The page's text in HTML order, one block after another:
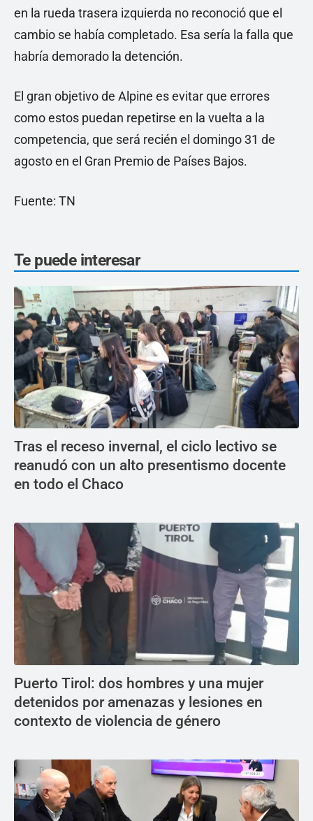
en la rueda trasera izquierda no reconoció que el
cambio se había completado. Esa sería la falla que
habría demorado la detención.
El gran objetivo de Alpine es evitar que errores
como estos puedan repetirse en la vuelta a la
competencia, que será recién el domingo 31 de
agosto en el Gran Premio de Países Bajos.
Fuente: TN
Te puede interesar
Tras el receso invernal, el ciclo lectivo se
reanudó con un alto presentismo docente
en todo el Chaco
Puerto Tirol: dos hombres y una mujer
detenidos por amenazas y lesiones en
contexto de violencia de género